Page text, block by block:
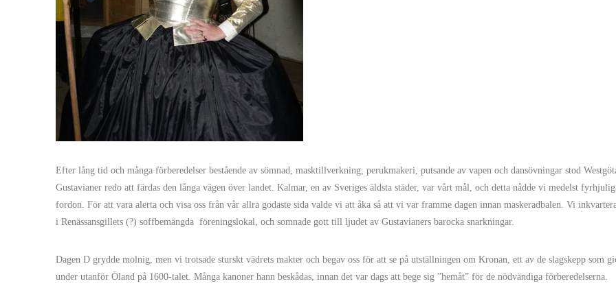
Efter lång tid och många förberedelser bestående av sömnad, masktillverkning, perukmakeri, putsande av vapen och dansövningar stod
Gustavianer redo att färdas den långa vägen över landet. Kalmar, en av Sveriges äldsta städer, var vårt mål, och detta nådde vi medelst
fordon. För att vara alerta och visa oss från vår allra godaste sida valde vi att åka så att vi var framme dagen innan maskeradbalen. Vi
i Renässansgillets (?) soffbemängda föreningslokal, och somnade gott till ljudet av Gustavianers barocka snarkningar.
Dagen D grydde molnig, men vi trotsade sturskt vädrets makter och begav oss för att se på utställningen om Kronan, ett av de slagskepp som
under utanför Öland på 1600-talet. Många kanoner hann beskådas, innan det var dags att bege sig ”hemåt” för de nödvändiga förberedelserna.